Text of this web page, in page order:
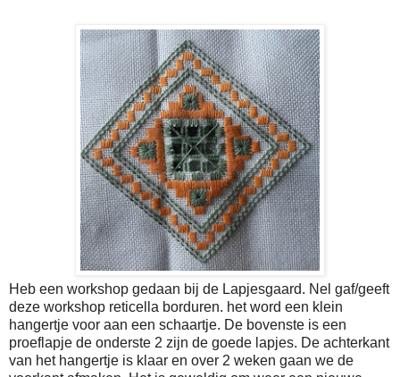
Heb een workshop gedaan bij de Lapjesgaard. Nel gaf/geeft
deze workshop reticella borduren. het word een klein
hangertje voor aan een schaartje. De bovenste is een
proeflapje de onderste 2 zijn de goede lapjes. De achterkant
van het hangertje is klaar en over 2 weken gaan we de